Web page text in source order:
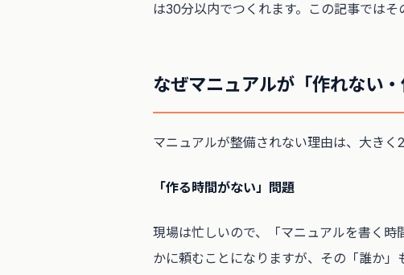
は30分以内でつくれます。この記事ではそ
なぜマニュアルが「作れない
マニュアルが整備されない理由は、大きく2
「作る時間がない」問題
現場は忙しいので、「マニュアルを書く
かに頼むことになりますが、その「誰か